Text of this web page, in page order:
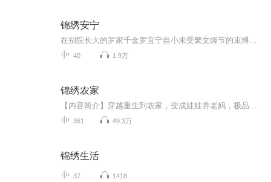
锦绣安宁
40 1.9万
锦绣农家
361 49.3万
锦绣生活
37 1418